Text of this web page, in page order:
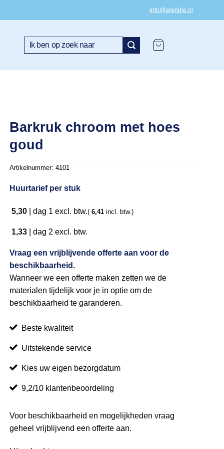
info@arendje.nl
Zoeken
Barkruk chroom met hoes
goud
Artikelnummer:4101
Huurtarief per stuk
5,30 |dag 1 excl. btw.( 6,41 incl. btw.)
1,33 |dag 2 excl. btw.
Vraag een vrijblijvende offerte aan voor de
beschikbaarheid.
Wanneer we een offerte maken zetten we de
materialen tijdelijk voor je in optie om de
beschikbaarheid te garanderen.
Beste kwaliteit
Uitstekende service
Kies uw eigen bezorgdatum
9,2/10 klantenbeoordeling
Voor beschikbaarheid en mogelijkheden vraag
geheel vrijblijvend een offerte aan.